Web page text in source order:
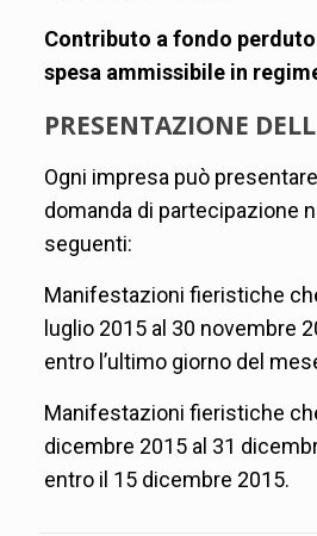
Contributo a fondo
spesa ammissibile in
PRESENTAZIONE
Ogni impresa può
domanda di partecipazione
seguenti:
Manifestazioni fieristiche
luglio 2015 al 30 novembre
entro l’ultimo giorno del
Manifestazioni fieristiche
dicembre 2015 al 31
entro il 15 dicembre 2015.